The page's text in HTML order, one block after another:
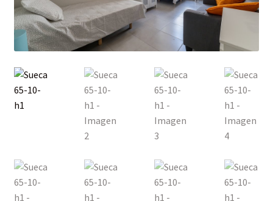
Mi cuenta